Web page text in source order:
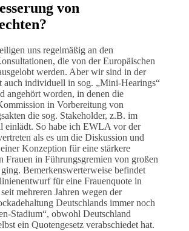
von
uns regelmäßig an den
die von der Europäischen
werden. Aber wir sind in der
auch individuell in sog. „Mini-Hearings“
angehört worden, in denen die
in Vorbereitung von
die sog. Stakeholder, z.B. im
einlädt. So habe ich EWLA vor der
als es um die Diskussion und
Konzeption für eine stärkere
Frauen in Führungsgremien von großen
Bemerkenswerterweise befindet
für eine Frauenquote in
mehreren Jahren wegen der
Deutschlands immer noch
Stadium“, obwohl Deutschland
ein Quotengesetz verabschiedet hat.